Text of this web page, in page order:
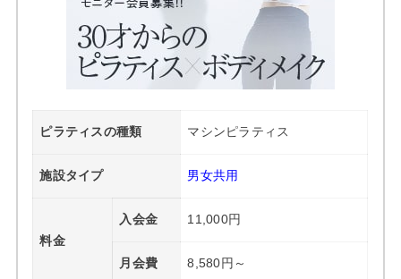
ピラティスの種類 マシンピラティス
施設タイプ 男女共用
料金
入会金 11,000円
月会費 8,580円～